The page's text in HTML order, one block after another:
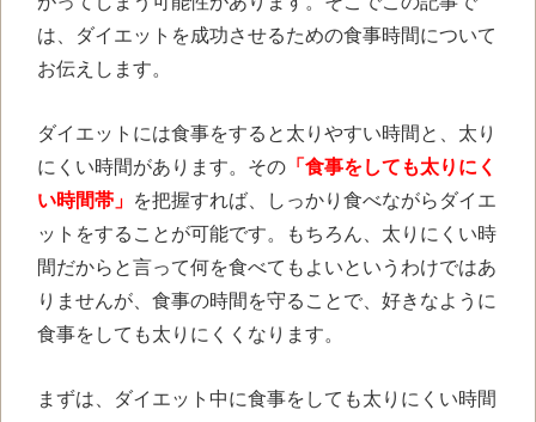
は、ダイエットを成功させるための食事時間について
お伝えします。
ダイエットには食事をすると太りやすい時間と、太り
にくい時間があります。その 「食事をしても太りにく
い時間帯」 を把握すれば、しっかり食べながらダイエ
ットをすることが可能です。もちろん、太りにくい時
間だからと言って何を食べてもよいというわけではあ
りませんが、食事の時間を守ることで、好きなように
食事をしても太りにくくなります。
まずは、ダイエット中に食事をしても太りにくい時間